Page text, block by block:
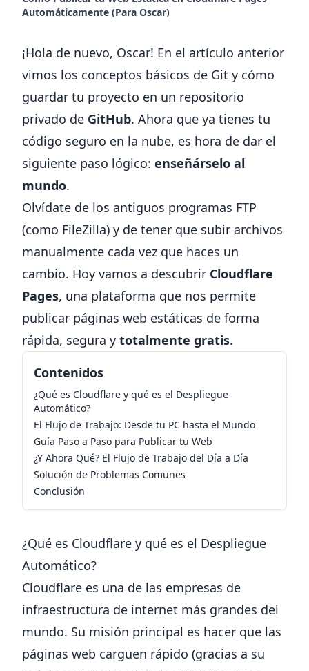
Automáticamente (Para Oscar)
¡Hola de nuevo, Oscar! En el artículo anterior
vimos los conceptos básicos de Git y cómo
guardar tu proyecto en un repositorio
privado de GitHub. Ahora que ya tienes tu
código seguro en la nube, es hora de dar el
siguiente paso lógico: enseñárselo al
mundo.
Olvídate de los antiguos programas FTP
(como FileZilla) y de tener que subir archivos
manualmente cada vez que haces un
cambio. Hoy vamos a descubrir Cloudflare
Pages, una plataforma que nos permite
publicar páginas web estáticas de forma
rápida, segura y totalmente gratis.
Contenidos
¿Qué es Cloudflare y qué es el Despliegue
Automático?
El Flujo de Trabajo: Desde tu PC hasta el Mundo
Guía Paso a Paso para Publicar tu Web
¿Y Ahora Qué? El Flujo de Trabajo del Día a Día
Solución de Problemas Comunes
Conclusión
¿Qué es Cloudflare y qué es el Despliegue
Automático?
Cloudflare es una de las empresas de
infraestructura de internet más grandes del
mundo. Su misión principal es hacer que las
páginas web carguen rápido (gracias a su